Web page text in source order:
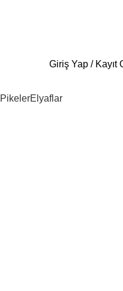
Giriş Yap / Kayıt
PikelerElyaflar